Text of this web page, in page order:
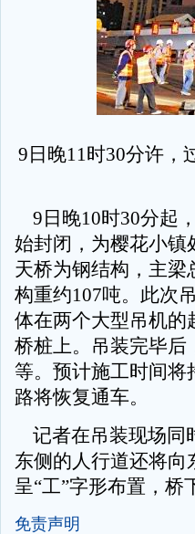
9日晚11时30分许，
9日晚10时30分起
始封闭，为樱花小镇
天桥为钢结构，主梁
构重约107吨。此次
体在两个大型吊机的
桥桩上。吊装完毕后
等。预计施工时间将
路将恢复通车。
记者在吊装现场同
东侧的人行道还将向
呈“工”字形布置，桥
免责声明